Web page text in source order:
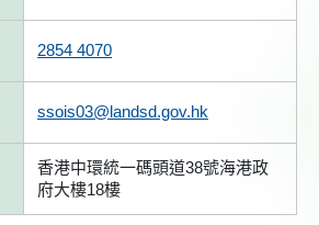
2854 4070
ssois03@landsd.gov.hk
香港中環統一碼頭道38號海港政
府大樓18樓